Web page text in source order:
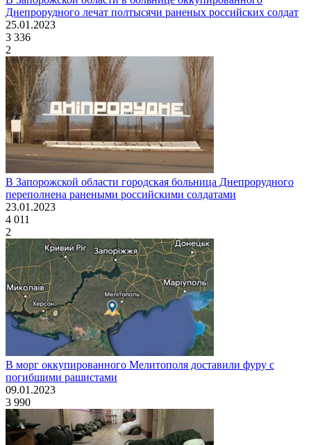
Днепрорудного лечат полтысячи раненых российских солдат
25.01.2023
3 336
2
В Запорожской области городская больница Днепрорудного
переполнена ранеными российскими солдатами
23.01.2023
4 011
2
В морг оккупированного Мелитополя доставили фуру с
погибшими рашистами
09.01.2023
3 990